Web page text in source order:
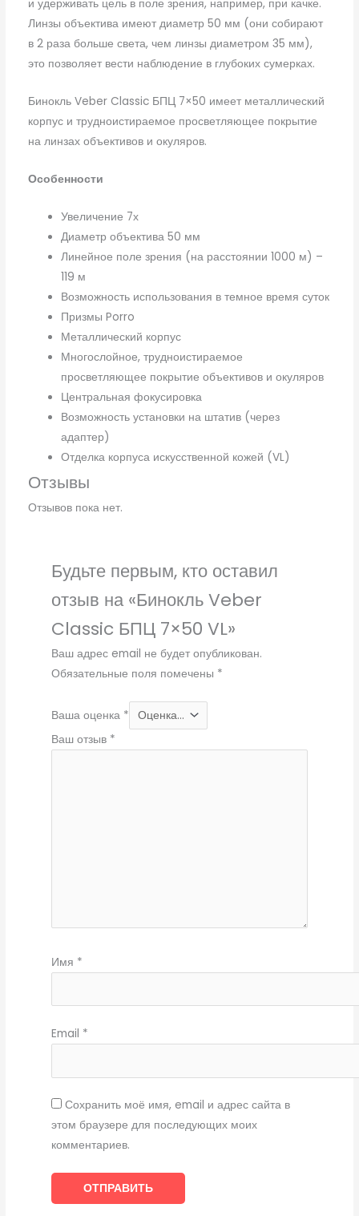
и удерживать цель в поле зрения, например, при качке.
Линзы объектива имеют диаметр 50 мм (они собирают
в 2 раза больше света, чем линзы диаметром 35 мм),
это позволяет вести наблюдение в глубоких сумерках.
Бинокль Veber Classic БПЦ 7×50 имеет металлический
корпус и трудноистираемое просветляющее покрытие
на линзах объективов и окуляров.
Особенности
Увеличение 7х
Диаметр объектива 50 мм
Линейное поле зрения (на расстоянии 1000 м) –
119 м
Возможность использования в темное время суток
Призмы Porro
Металлический корпус
Многослойное, трудноистираемое
просветляющее покрытие объективов и окуляров
Центральная фокусировка
Возможность установки на штатив (через
адаптер)
Отделка корпуса искусственной кожей (VL)
Отзывы
Отзывов пока нет.
Будьте первым, кто оставил
отзыв на «Бинокль Veber
Classic БПЦ 7×50 VL»
Ваш адрес email не будет опубликован.
Обязательные поля помечены *
Ваша оценка *
Ваш отзыв *
Имя *
Email *
Сохранить моё имя, email и адрес сайта в
этом браузере для последующих моих
комментариев.